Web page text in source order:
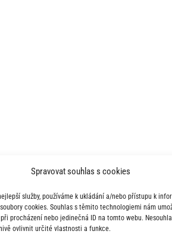
Spravovat souhlas s cookies
služby, používáme k ukládání a/nebo přístupu k
cookies. Souhlas s těmito technologiemi nám
procházení nebo jedinečná ID na tomto webu.
ovlivnit určité vlastnosti a funkce.